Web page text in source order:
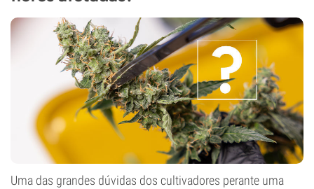
Uma das grandes dúvidas dos cultivadores perante uma